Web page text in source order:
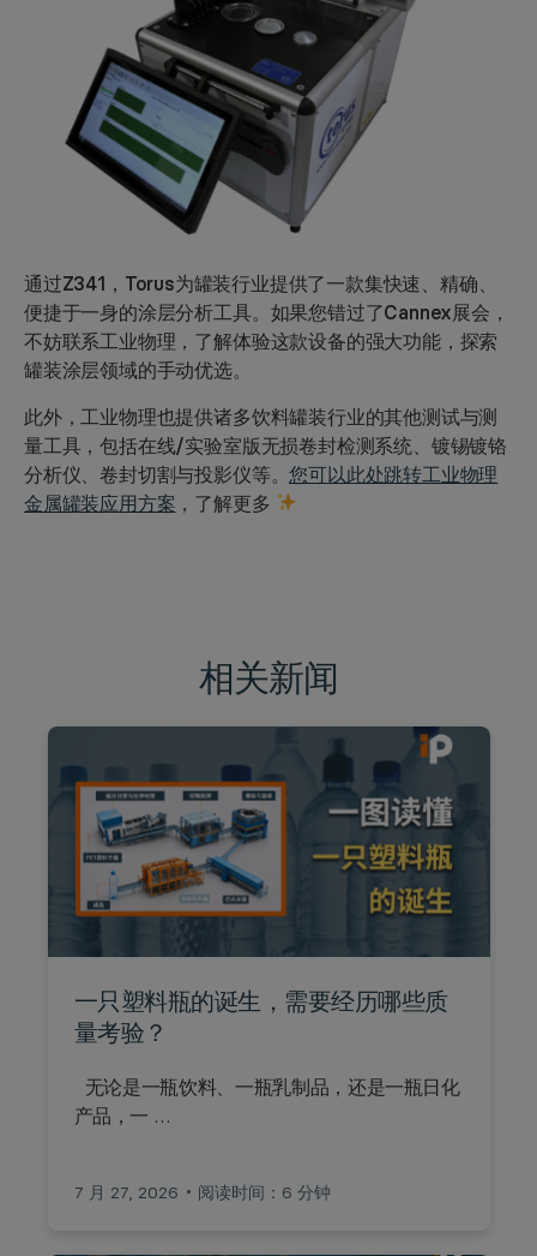
通过Z341，Torus为罐装行业提供了一款集快速、精确、
便捷于一身的涂层分析工具。如果您错过了Cannex展会，
不妨联系工业物理，了解体验这款设备的强大功能，探索
罐装涂层领域的手动优选。
此外，工业物理也提供诸多饮料罐装行业的其他测试与测
量工具，包括在线/实验室版无损卷封检测系统、镀锡镀铬
分析仪、卷封切割与投影仪等。您可以此处跳转工业物理
金属罐装应用方案 ，了解更多
相关新闻
一只塑料瓶的诞生，需要经历哪些质
量考验？
无论是一瓶饮料、一瓶乳制品，还是一瓶日化
产品，一 …
7 月 27, 2026 阅读时间：6 分钟